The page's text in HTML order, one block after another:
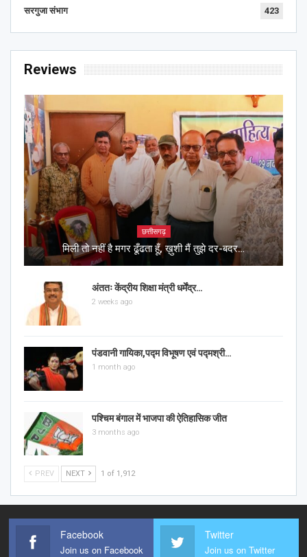
सरगुजा संभाग 423
Reviews
छत्तीसगढ़
मिली तो नहीं है मगर ढूँढता हूँ, ख़ुशी मैं तुझे दर-बदर…
अंततः केंद्रीय शिक्षा मंत्री धर्मेंद्र…
2 weeks ago
पंडवानी गायिका,पद्म विभूषण एवं पद्मश्री…
1 month ago
पश्चिम बंगाल में भाजपा की ऐतिहासिक जीत
3 months ago
PREV NEXT 1 of 1,912
Facebook
Join us on Facebook
Twitter
Join us on Twitter